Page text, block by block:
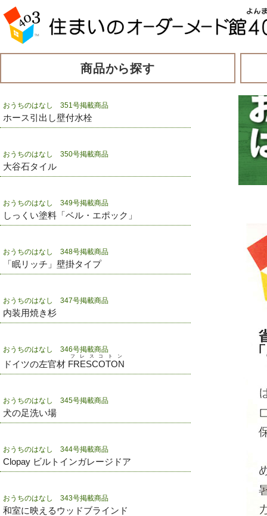
商品から探す
おうちのはなし 351号掲載商品
ホース引出し壁付水栓
おうちのはなし 350号掲載商品
大谷石タイル
おうちのはなし 349号掲載商品
しっくい塗料「ベル・エポック」
おうちのはなし 348号掲載商品
「眠リッチ」壁掛タイプ
おうちのはなし 347号掲載商品
内装用焼き杉
おうちのはなし 346号掲載商品
ドイツの左官材 FRESCOTON
フレスコトン
おうちのはなし 345号掲載商品
犬の足洗い場
おうちのはなし 344号掲載商品
Clopay ビルトインガレージドア
おうちのはなし 343号掲載商品
和室に映えるウッドブラインド